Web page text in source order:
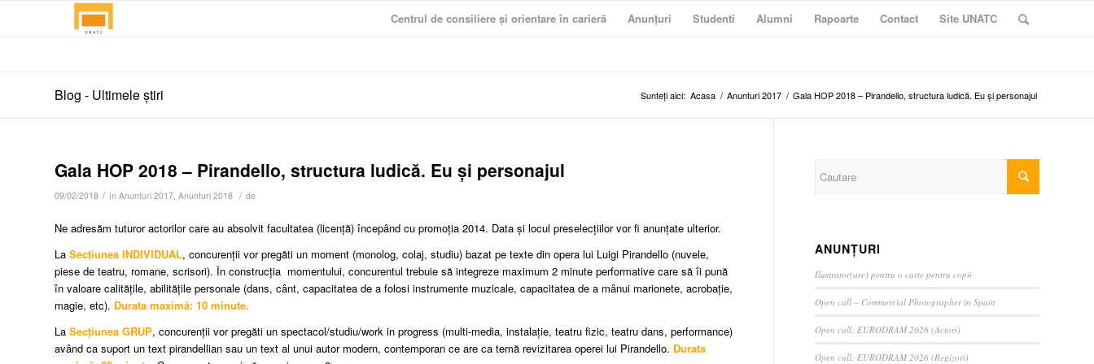
Centrul de consiliere și orientare în carieră Anunțuri Studenti Alumni Rapoarte Contact Site UNATC
Blog - Ultimele știri Sunteți aici: Acasa / Anunturi 2017 / Gala HOP 2018 – Pirandello, structura ludică. Eu și personajul
Gala HOP 2018 – Pirandello, structura ludică. Eu și personajul
09/02/2018 / în Anunturi 2017, Anunturi 2018 / de
Ne adresăm tuturor actorilor care au absolvit facultatea (licență) începând cu promoţia 2014. Data și locul preselecțiilor vor fi anunțate ulterior.
La Secțiunea INDIVIDUAL, concurenții vor pregăti un moment (monolog, colaj, studiu) bazat pe texte din opera lui Luigi Pirandello (nuvele,
piese de teatru, romane, scrisori). În construcția momentului, concurentul trebuie să integreze maximum 2 minute performative care să îi pună
în valoare calitățile, abilitățile personale (dans, cânt, capacitatea de a folosi instrumente muzicale, capacitatea de a mânui marionete, acrobație,
magie, etc). Durata maximă: 10 minute.
La Secțiunea GRUP, concurenții vor pregăti un spectacol/studiu/work in progress (multi-media, instalație, teatru fizic, teatru dans, performance)
având ca suport un text pirandellian sau un text al unui autor modern, contemporan ce are ca temă revizitarea operei lui Pirandello. Durata
ANUNȚURI
Ilustrator(are) pentru o carte pentru copii
Open call – Commercial Photographer in Spain
Open call: EURODRAM 2026 (Actori)
Open call: EURODRAM 2026 (Regizori)